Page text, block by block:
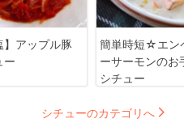
】アップル豚
ー
簡単時短☆エン
ーサーモンのお
シチュー
シチューのカテゴリへ